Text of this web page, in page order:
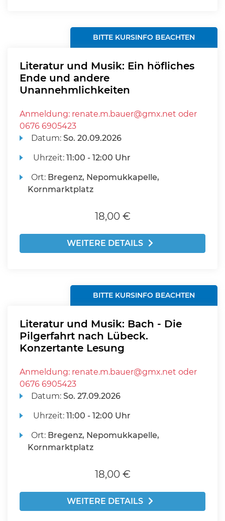
BITTE KURSINFO BEACHTEN
Literatur und Musik: Ein höfliches
Ende und andere
Unannehmlichkeiten
Anmeldung: renate.m.bauer@gmx.net oder
0676 6905423
Datum:So. 20.09.2026
Uhrzeit:11:00 - 12:00 Uhr
Ort: Bregenz, Nepomukkapelle,
Kornmarktplatz
18,00 €
WEITERE DETAILS
BITTE KURSINFO BEACHTEN
Literatur und Musik: Bach - Die
Pilgerfahrt nach Lübeck.
Konzertante Lesung
Anmeldung: renate.m.bauer@gmx.net oder
0676 6905423
Datum:So. 27.09.2026
Uhrzeit:11:00 - 12:00 Uhr
Ort: Bregenz, Nepomukkapelle,
Kornmarktplatz
18,00 €
WEITERE DETAILS